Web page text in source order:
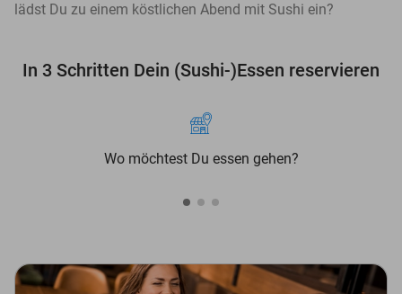
lädst Du zu einem köstlichen Abend mit Sushi ein?
In 3 Schritten Dein (Sushi-)Essen reservieren
Wo möchtest Du essen gehen?